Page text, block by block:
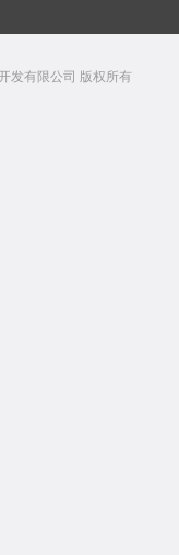
发有限公司 版权所有